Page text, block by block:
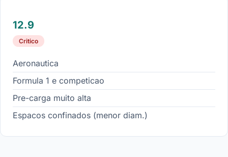
12.9
Critico
Aeronautica
Formula 1 e competicao
Pre-carga muito alta
Espacos confinados (menor diam.)